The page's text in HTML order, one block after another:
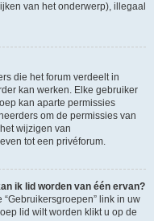
van het onderwerp), illegaal
die het forum verdeelt in
kan werken. Elke gebruiker
kan aparte permissies
om de permissies van
wijzigen van
tot een privéforum.
ik lid worden van één ervan?
link in uw
lid wilt worden klikt u op de